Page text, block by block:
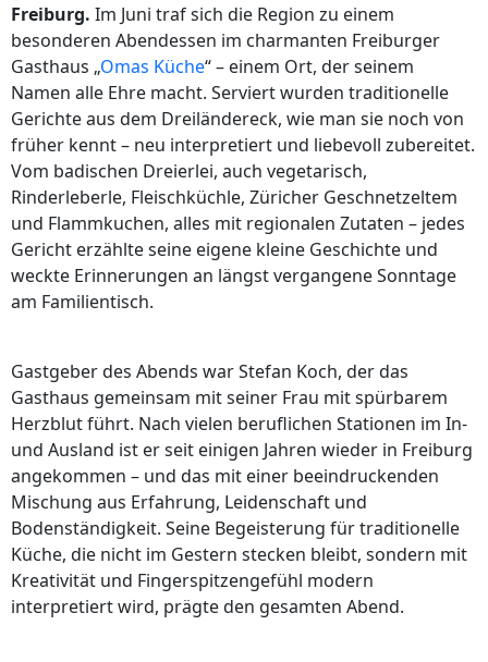
Freiburg. Im Juni traf sich die Region zu einem
besonderen Abendessen im charmanten Freiburger
Gasthaus „Omas Küche“ – einem Ort, der seinem
Namen alle Ehre macht. Serviert wurden traditionelle
Gerichte aus dem Dreiländereck, wie man sie noch von
früher kennt – neu interpretiert und liebevoll zubereitet.
Vom badischen Dreierlei, auch vegetarisch,
Rinderleberle, Fleischküchle, Züricher Geschnetzeltem
und Flammkuchen, alles mit regionalen Zutaten – jedes
Gericht erzählte seine eigene kleine Geschichte und
weckte Erinnerungen an längst vergangene Sonntage
am Familientisch.
Gastgeber des Abends war Stefan Koch, der das
Gasthaus gemeinsam mit seiner Frau mit spürbarem
Herzblut führt. Nach vielen beruflichen Stationen im In-
und Ausland ist er seit einigen Jahren wieder in Freiburg
angekommen – und das mit einer beeindruckenden
Mischung aus Erfahrung, Leidenschaft und
Bodenständigkeit. Seine Begeisterung für traditionelle
Küche, die nicht im Gestern stecken bleibt, sondern mit
Kreativität und Fingerspitzengefühl modern
interpretiert wird, prägte den gesamten Abend.